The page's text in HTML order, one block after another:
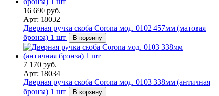
16 690 руб.
Арт: 18032
Дверная ручка скоба Corona мод. 0102 457мм (матовая
бронза) 1 шт.
В корзину
7 170 руб.
Арт: 18034
Дверная ручка скоба Corona мод. 0103 338мм (античная
бронза) 1 шт.
В корзину